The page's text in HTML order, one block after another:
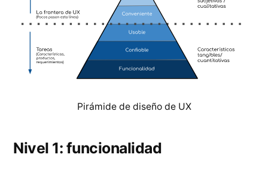
Pirámide de diseño de UX
Nivel 1: funcionalidad